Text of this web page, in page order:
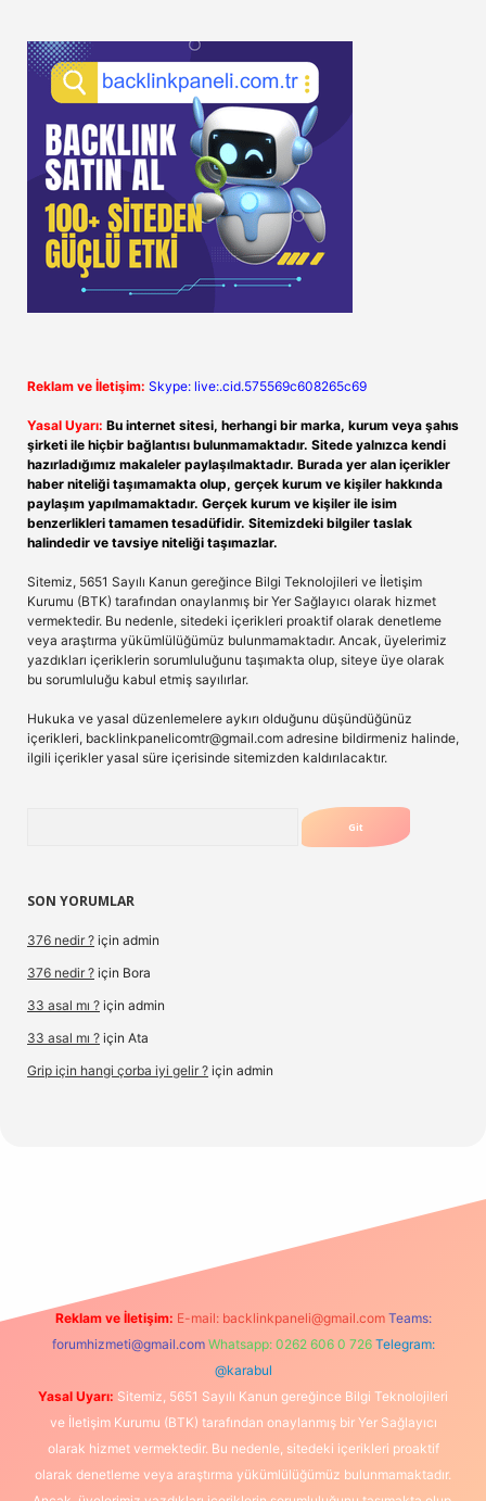
Reklam ve İletişim: Skype: live:.cid.575569c608265c69
Yasal Uyarı: Bu internet sitesi, herhangi bir marka, kurum veya şahıs
şirketi ile hiçbir bağlantısı bulunmamaktadır. Sitede yalnızca kendi
hazırladığımız makaleler paylaşılmaktadır. Burada yer alan içerikler
haber niteliği taşımamakta olup, gerçek kurum ve kişiler hakkında
paylaşım yapılmamaktadır. Gerçek kurum ve kişiler ile isim
benzerlikleri tamamen tesadüfidir. Sitemizdeki bilgiler taslak
halindedir ve tavsiye niteliği taşımazlar.
Sitemiz, 5651 Sayılı Kanun gereğince Bilgi Teknolojileri ve İletişim
Kurumu (BTK) tarafından onaylanmış bir Yer Sağlayıcı olarak hizmet
vermektedir. Bu nedenle, sitedeki içerikleri proaktif olarak denetleme
veya araştırma yükümlülüğümüz bulunmamaktadır. Ancak, üyelerimiz
yazdıkları içeriklerin sorumluluğunu taşımakta olup, siteye üye olarak
bu sorumluluğu kabul etmiş sayılırlar.
Hukuka ve yasal düzenlemelere aykırı olduğunu düşündüğünüz
içerikleri, backlinkpanelicomtr@gmail.com adresine bildirmeniz halinde,
ilgili içerikler yasal süre içerisinde sitemizden kaldırılacaktır.
SON YORUMLAR
376 nedir ? için admin
376 nedir ? için Bora
33 asal mı ? için admin
33 asal mı ? için Ata
Grip için hangi çorba iyi gelir ? için admin
Reklam ve İletişim: E-mail: backlinkpaneli@gmail.com Teams:
forumhizmeti@gmail.com Whatsapp: 0262 606 0 726 Telegram:
@karabul
Yasal Uyarı: Sitemiz, 5651 Sayılı Kanun gereğince Bilgi Teknolojileri
ve İletişim Kurumu (BTK) tarafından onaylanmış bir Yer Sağlayıcı
olarak hizmet vermektedir. Bu nedenle, sitedeki içerikleri proaktif
olarak denetleme veya araştırma yükümlülüğümüz bulunmamaktadır.